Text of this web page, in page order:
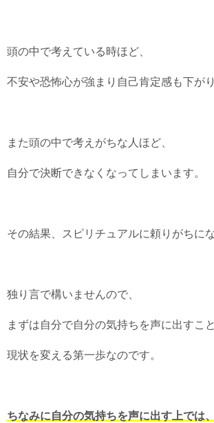
頭の中で考えている時ほど、
不安や恐怖心が強まり自己肯定感も下がり
また頭の中で考えがちな人ほど、
自分で決断できなくなってしまいます。
その結果、スピリチュアルに頼りがちに
独り言で構いませんので、
まずは自分で自分の気持ちを声に出すこと
現状を変える第一歩なのです。
ちなみに自分の気持ちを声に出す上では、